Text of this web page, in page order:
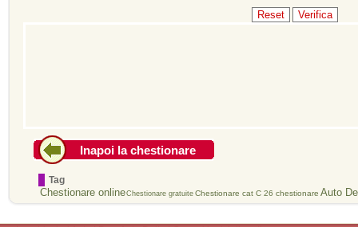
Inapoi la chestionare
Tag
Chestionare onlineChestionare gratuite Chestionare cat C 26 chestionare Auto